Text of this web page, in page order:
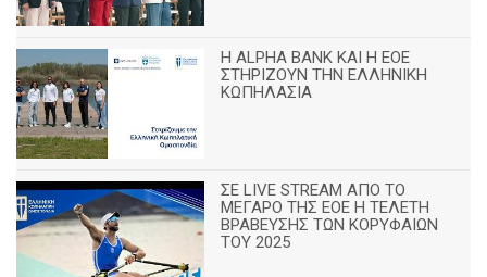
H ALPHA BANK ΚΑΙ Η ΕΟΕ
ΣΤΗΡΙΖΟΥΝ ΤΗΝ ΕΛΛΗΝΙΚΗ
ΚΩΠΗΛΑΣΙΑ
ΣΕ LIVE STREAM ΑΠΟ ΤΟ
ΜΕΓΑΡΟ ΤΗΣ ΕΟΕ Η ΤΕΛΕΤΗ
ΒΡΑΒΕΥΣΗΣ ΤΩΝ ΚΟΡΥΦΑΙΩΝ
ΤΟΥ 2025